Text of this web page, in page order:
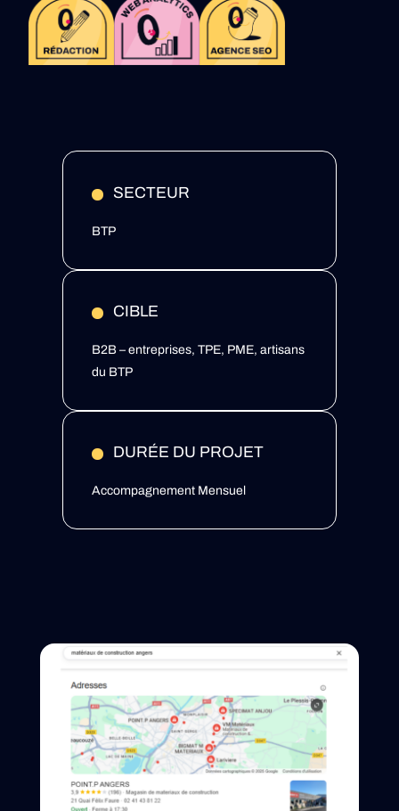
SECTEUR
BTP
CIBLE
B2B – entreprises, TPE, PME, artisans
du BTP
DURÉE DU PROJET
Accompagnement Mensuel